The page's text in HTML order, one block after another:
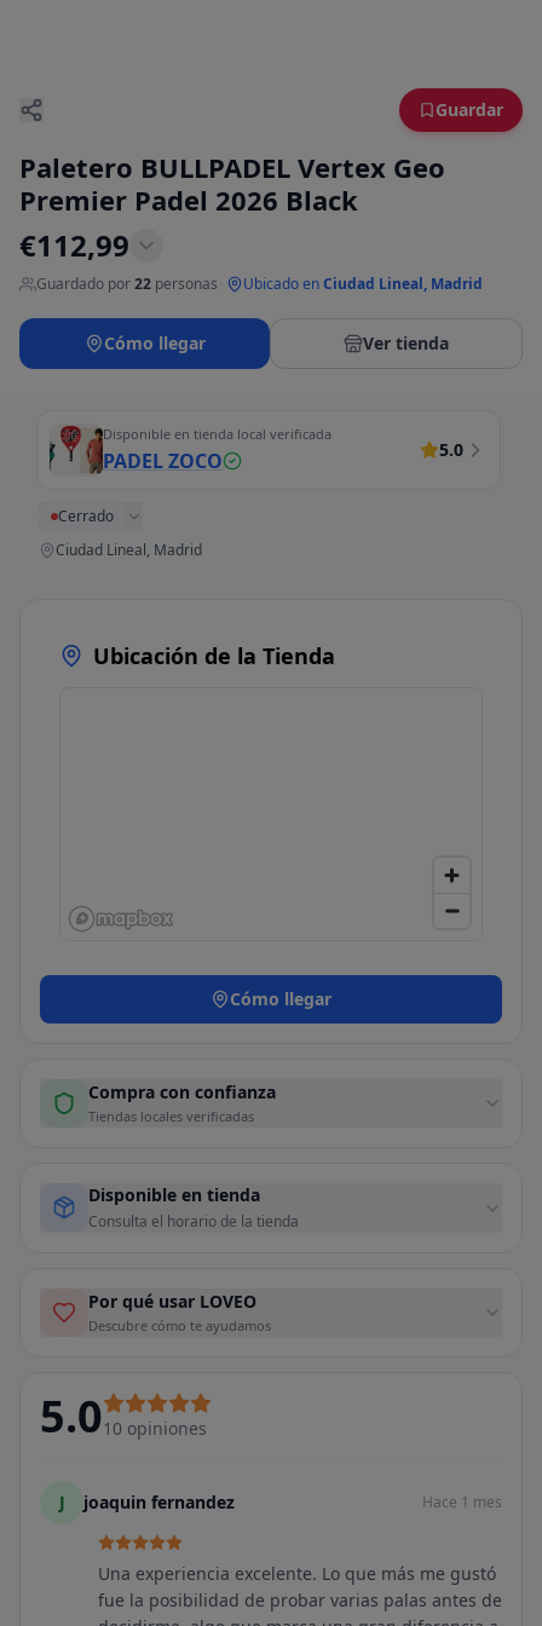
Guardar
Paletero BULLPADEL Vertex Geo
Premier Padel 2026 Black
€112,99
Guardado por22 personas Ubicado enCiudad Lineal, Madrid
Cómo llegar Ver tienda
Disponible en tienda local verificada
PADEL ZOCO 5.0
Cerrado
Ciudad Lineal, Madrid
Ubicación de la Tienda
Cómo llegar
Compra con confianza
Tiendas locales verificadas
Disponible en tienda
Consulta el horario de la tienda
Por qué usar LOVEO
Descubre cómo te ayudamos
5.010 opiniones
J joaquin fernandez Hace 1 mes
Una experiencia excelente. Lo que más me gustó
fue la posibilidad de probar varias palas antes de